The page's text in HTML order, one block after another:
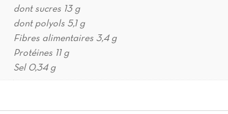
dont sucres 13 g
dont polyols 5,1 g
Fibres alimentaires 3,4 g
Protéines 11 g
Sel 0,34 g